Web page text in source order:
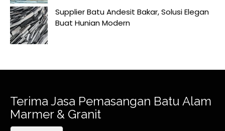
Supplier Batu Andesit Bakar, Solusi Elegan
Buat Hunian Modern
Terima Jasa Pemasangan Batu Alam
Marmer & Granit